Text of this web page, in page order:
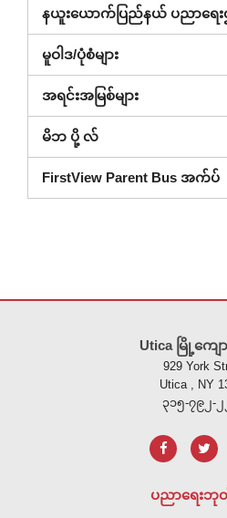
နယူးယောက်ပြည်နယ် ပညာရေ
မူဝါဒ/ပုံစံများ
အရင်းအမြစ်များ
မိဘ ပို့ လ်
FirstView Parent Bus အက်ပ်
Utica မြို့ကျေ
929 York
Utica , NY
၃၁၅-၇၉၂-၂
ပညာရေး